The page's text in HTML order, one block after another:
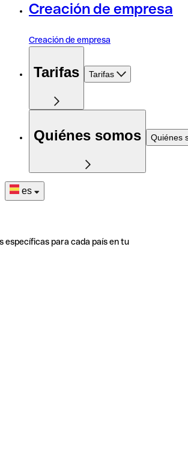
Creación de empresa
Creación de empresa
Tarifas Tarifas
Quiénes somos Quiénes
es
específicas para cada país en tu